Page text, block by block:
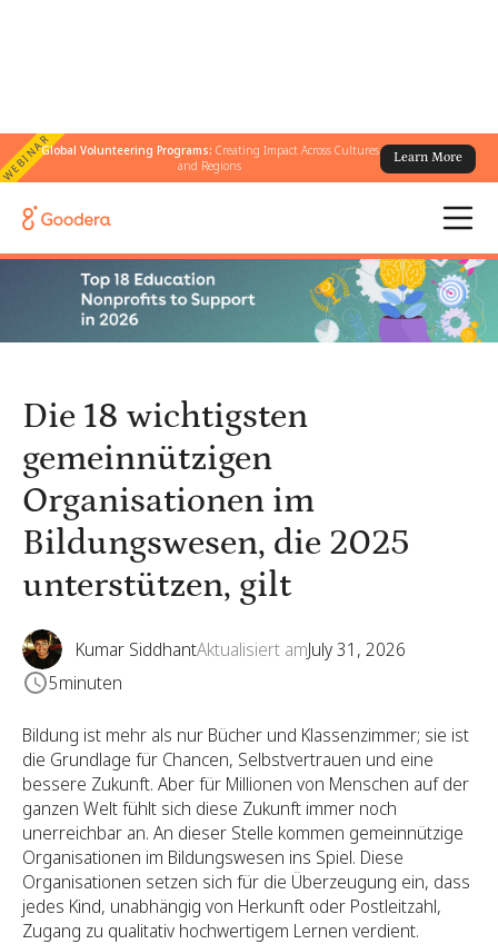
WEBINARGlobal Volunteering Programs: Creating Impact Across Cultures
and Regions
Learn More
← Alle Blogs
Bildungswesen, die 2025 unterstützen, gilt
Die 18 wichtigsten
gemeinnützigen
Organisationen im
Bildungswesen, die 2025
unterstützen, gilt
Kumar SiddhantAktualisiert amJuly 31, 2026
5minuten
Bildung ist mehr als nur Bücher und Klassenzimmer; sie ist
die Grundlage für Chancen, Selbstvertrauen und eine
bessere Zukunft. Aber für Millionen von Menschen auf der
ganzen Welt fühlt sich diese Zukunft immer noch
unerreichbar an. An dieser Stelle kommen gemeinnützige
Organisationen im Bildungswesen ins Spiel. Diese
Organisationen setzen sich für die Überzeugung ein, dass
jedes Kind, unabhängig von Herkunft oder Postleitzahl,
Zugang zu qualitativ hochwertigem Lernen verdient.